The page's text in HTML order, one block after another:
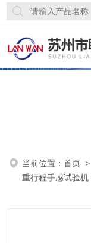
当前位置：首页 >
重行程手感试验机